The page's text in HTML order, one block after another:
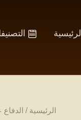
الرئيسية
الرئيسية /